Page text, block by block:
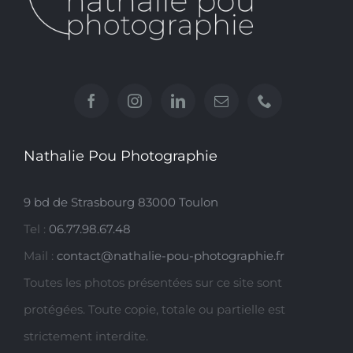
Nathalie Pou Photographie
9 bd de Strasbourg 83000 Toulon
Tel : 06.77.98.67.48
Mail : contact@nathalie-pou-photographie.fr
Toutes les photos présentées sur ce site sont
protégées. Toute copie, totale ou partielle est
strictement interdite.